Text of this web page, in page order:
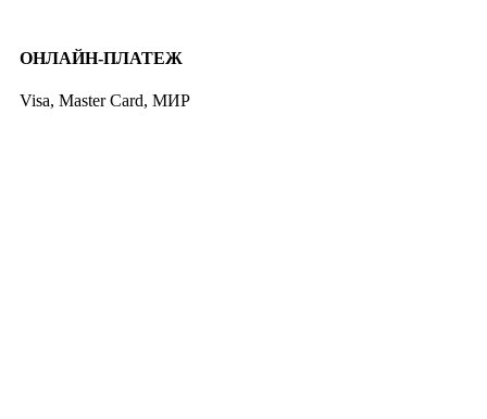
ОНЛАЙН-ПЛАТЕЖ
Visa, Master Card, МИР